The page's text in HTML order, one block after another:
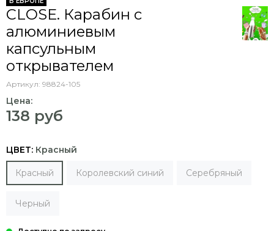
CLOSE. Карабин с
алюминиевым
капсульным
открывателем
Артикул: 98824-105
Цена:
138 руб
ЦВЕТ: Красный
Красный Королевский синий Серебряный
Черный